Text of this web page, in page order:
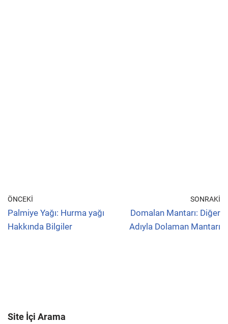
ÖNCEKI
Palmiye Yağı: Hurma yağı
Hakkında Bilgiler
SONRAKI
Domalan Mantarı: Diğer
Adıyla Dolaman Mantarı
Site İçi Arama